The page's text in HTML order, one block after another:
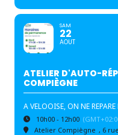
SAM
22
AOUT
ATELIER D'AUTO-
COMPIÈGNE
A VELOOISE, ON NE
10h00 - 12h00
Atelier Compiègne , 6